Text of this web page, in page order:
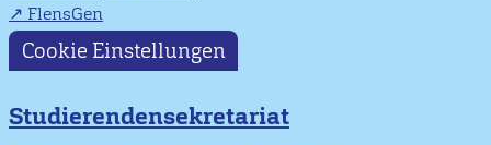
FlensGen
Cookie Einstellungen
Studierendensekretariat